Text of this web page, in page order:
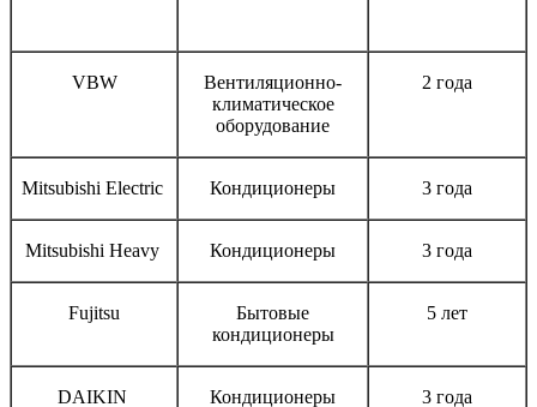
VBW
Вентиляционно-
климатическое
оборудование
2 года
Mitsubishi Electric Кондиционеры 3 года
Mitsubishi Heavy Кондиционеры 3 года
Fujitsu
Бытовые
кондиционеры
5 лет
DAIKIN Кондиционеры 3 года